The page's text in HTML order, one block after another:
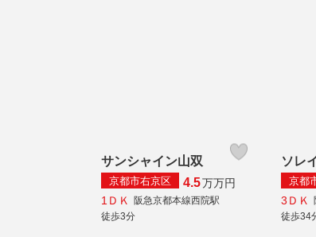
サンシャイン山双
京都市右京区 4.5万万円
1ＤＫ
阪急京都本線西院駅
徒歩3分
ソレ
京都
3ＤＫ
徒歩34